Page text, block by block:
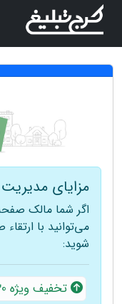
مزایای
اگر شما مالک
می‌توانید با
شوید:
تخفیف ویژه 30 درصدی برای ارتقاء صفحه